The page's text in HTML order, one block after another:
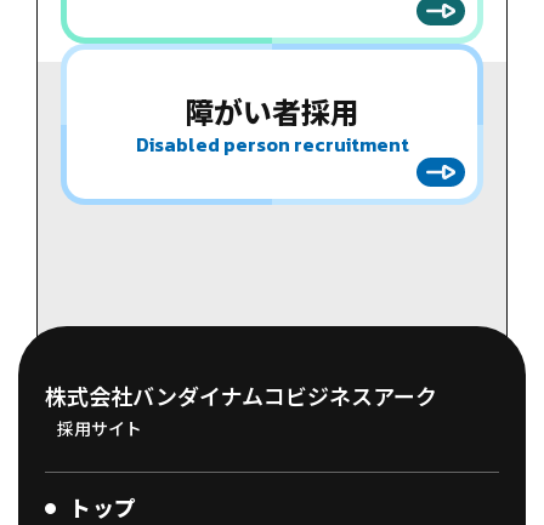
障がい者採用
Disabled person recruitment
株式会社バンダイナムコビジネスアーク
採用サイト
トップ